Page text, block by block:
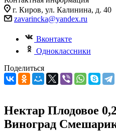
г. Киров, ул. Калинина, д. 40
zavarincka@yandex.ru
Вконтакте
Одноклассники
Поделиться
Нектар Плодовое
Виноград